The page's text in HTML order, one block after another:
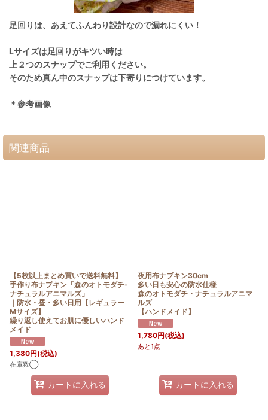
足回りは、あえてふんわり設計なので漏れにくい！
Lサイズは足回りがキツい時は
上２つのスナップでご利用ください。
そのため真ん中のスナップは下寄りにつけています。
＊参考画像
関連商品
【5枚以上まとめ買いで送料無料】
手作り布ナプキン「森のオトモダチ-
ナチュラルアニマルズ」
｜防水・昼・多い日用【レギュラー
Mサイズ】
繰り返し使えてお肌に優しいハンド
メイド
1,380円(税込)
在庫数◯
カートに入れる
夜用布ナプキン30cm
多い日も安心の防水仕様
森のオトモダチ・ナチュラルアニマ
ルズ
【ハンドメイド】
1,780円(税込)
あと1点
カートに入れる